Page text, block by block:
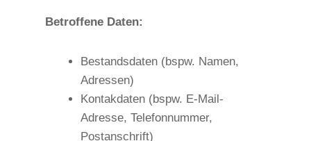
Betroffene Daten:
Bestandsdaten (bspw. Namen,
Adressen)
Kontakdaten (bspw. E-Mail-
Adresse, Telefonnummer,
Postanschrift)